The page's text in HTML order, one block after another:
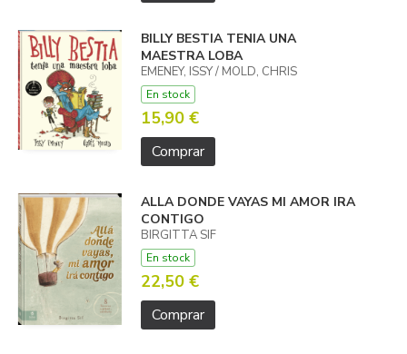
BILLY BESTIA TENIA UNA
MAESTRA LOBA
EMENEY, ISSY / MOLD, CHRIS
En stock
15,90 €
Comprar
ALLA DONDE VAYAS MI AMOR IRA
CONTIGO
BIRGITTA SIF
En stock
22,50 €
Comprar